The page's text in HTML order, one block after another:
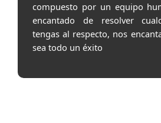
compuesto por un equipo
encantado de resolver
tengas al respecto, nos
sea todo un éxito